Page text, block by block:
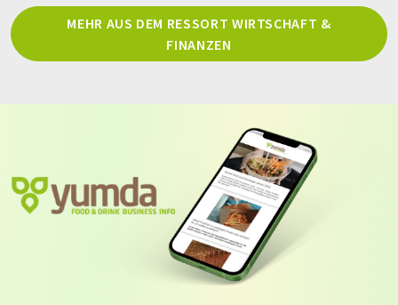
MEHR AUS DEM RESSORT WIRTSCHAFT &
FINANZEN